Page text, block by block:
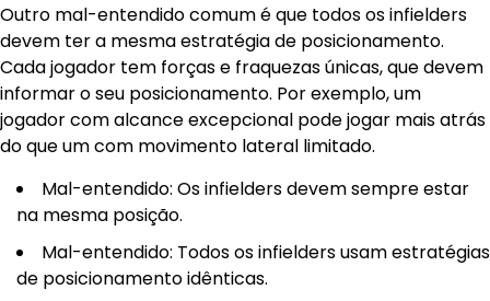
Outro mal-entendido comum é que todos os infielders
devem ter a mesma estratégia de posicionamento.
Cada jogador tem forças e fraquezas únicas, que devem
informar o seu posicionamento. Por exemplo, um
jogador com alcance excepcional pode jogar mais atrás
do que um com movimento lateral limitado.
Mal-entendido: Os infielders devem sempre estar
na mesma posição.
Mal-entendido: Todos os infielders usam estratégias
de posicionamento idênticas.